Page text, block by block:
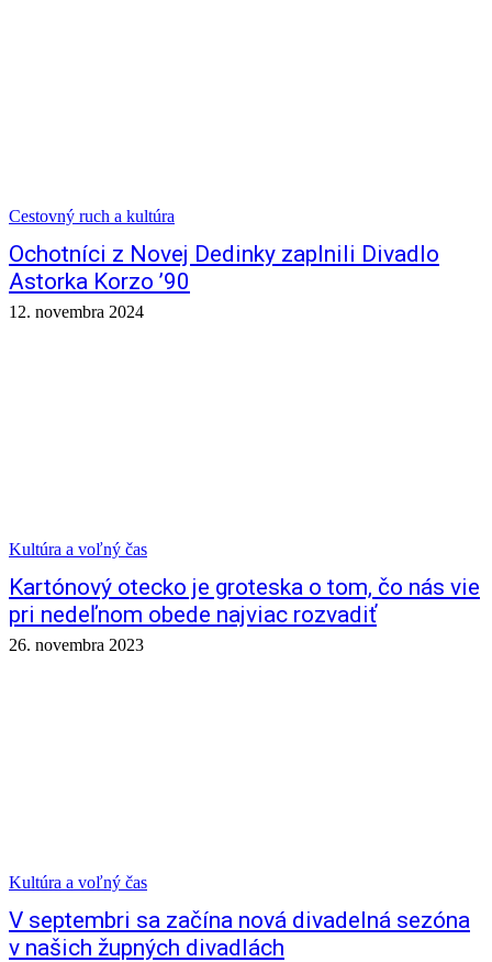
Cestovný ruch a kultúra
Ochotníci z Novej Dedinky zaplnili Divadlo
Astorka Korzo ’90
12. novembra 2024
Kultúra a voľný čas
Kartónový otecko je groteska o tom, čo nás vie
pri nedeľnom obede najviac rozvadiť
26. novembra 2023
Kultúra a voľný čas
V septembri sa začína nová divadelná sezóna
v našich župných divadlách